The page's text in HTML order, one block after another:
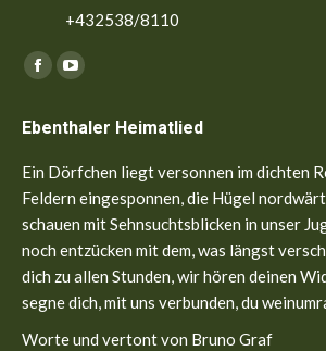
+432538/8110
Finden Sie uns auf:
Facebook
opens
in
new
window
YouTube
opens
in
new
window
Ebenthaler Heimatlied
Ein Dörfchen liegt versonnen im dichten
Feldern eingesponnen, die Hügel
schauen mit Sehnsuchtsblicken in unser
noch entzücken mit dem, was längst
dich zu allen Stunden, wir hören deinen
segne dich, mit uns verbunden, du
Worte und vertont von Bruno Graf